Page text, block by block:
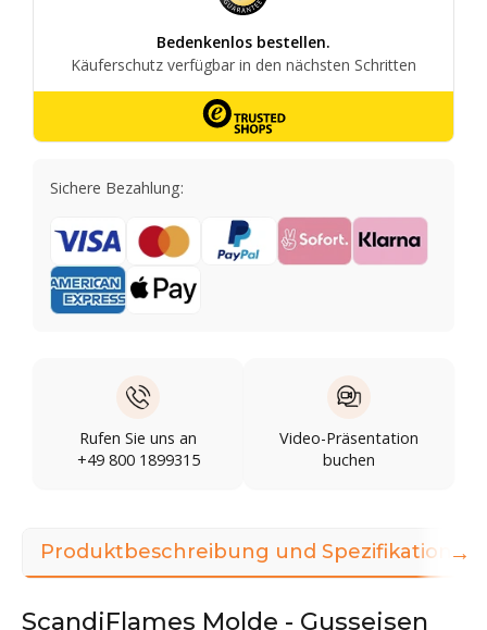
Sichere Bezahlung:
Rufen Sie uns an
+49 800 1899315
Video-Präsentation
buchen
Produktbeschreibung und Spezifikationen
ScandiFlames Molde - Gusseisen
→